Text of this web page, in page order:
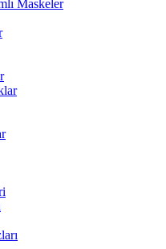
Maskeler